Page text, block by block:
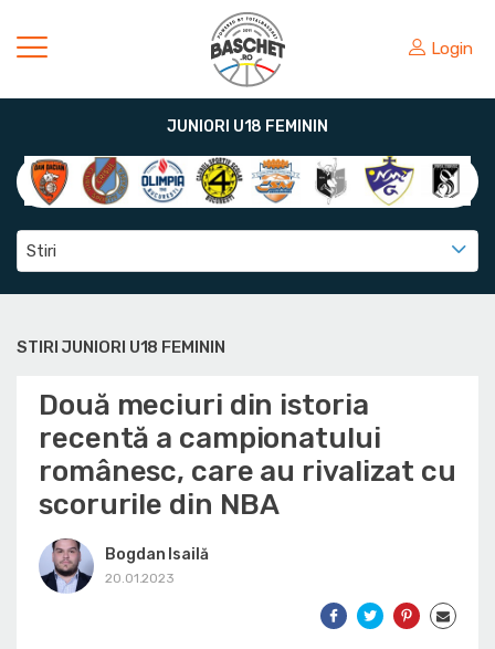
Login
JUNIORI U18 FEMININ
Stiri
STIRI JUNIORI U18 FEMININ
Două meciuri din istoria
recentă a campionatului
românesc, care au rivalizat cu
scorurile din NBA
Bogdan Isailă
20.01.2023